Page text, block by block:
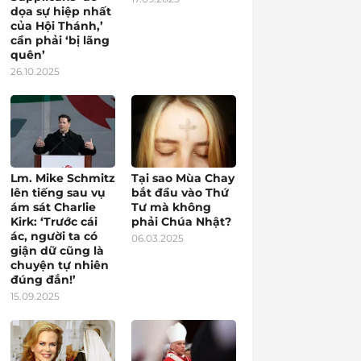
dọa sự hiệp nhất
của Hội Thánh,’
cần phải ‘bị lãng
quên’
26.10.2025
Lm. Mike Schmitz
lên tiếng sau vụ
ám sát Charlie
Kirk: ‘Trước cái
ác, người ta có
giận dữ cũng là
chuyện tự nhiên
đúng đắn!’
15.09.2025
Tại sao Mùa Chay
bắt đầu vào Thứ
Tư mà không
phải Chúa Nhật?
06.03.2025